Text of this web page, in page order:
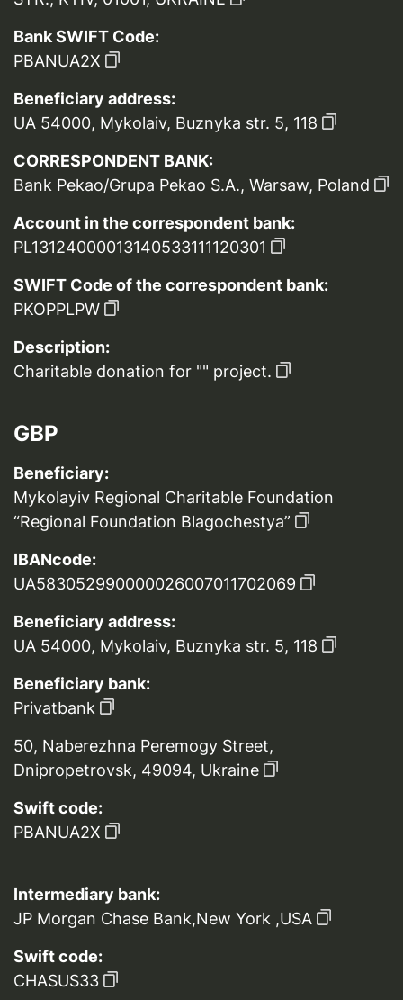
Bank SWIFT Code:
PBANUA2X
Beneficiary address:
UA 54000, Mykolaiv, Buznyka str. 5, 118
CORRESPONDENT BANK:
Bank Pekao/Grupa Pekao S.A., Warsaw, Poland
Account in the correspondent bank:
PL13124000013140533111120301
SWIFT Code of the correspondent bank:
PKOPPLPW
Description:
Charitable donation for "" project.
GBP
Beneficiary:
Mykolayiv Regional Charitable Foundation
“Regional Foundation Blagochestya”
IBANcode:
UA583052990000026007011702069
Beneficiary address:
UA 54000, Mykolaiv, Buznyka str. 5, 118
Beneficiary bank:
Privatbank
50, Naberezhna Peremogy Street,
Dnipropetrovsk, 49094, Ukraine
Swift code:
PBANUA2X
Intermediary bank:
JP Morgan Chase Bank,New York ,USA
Swift code:
CHASUS33